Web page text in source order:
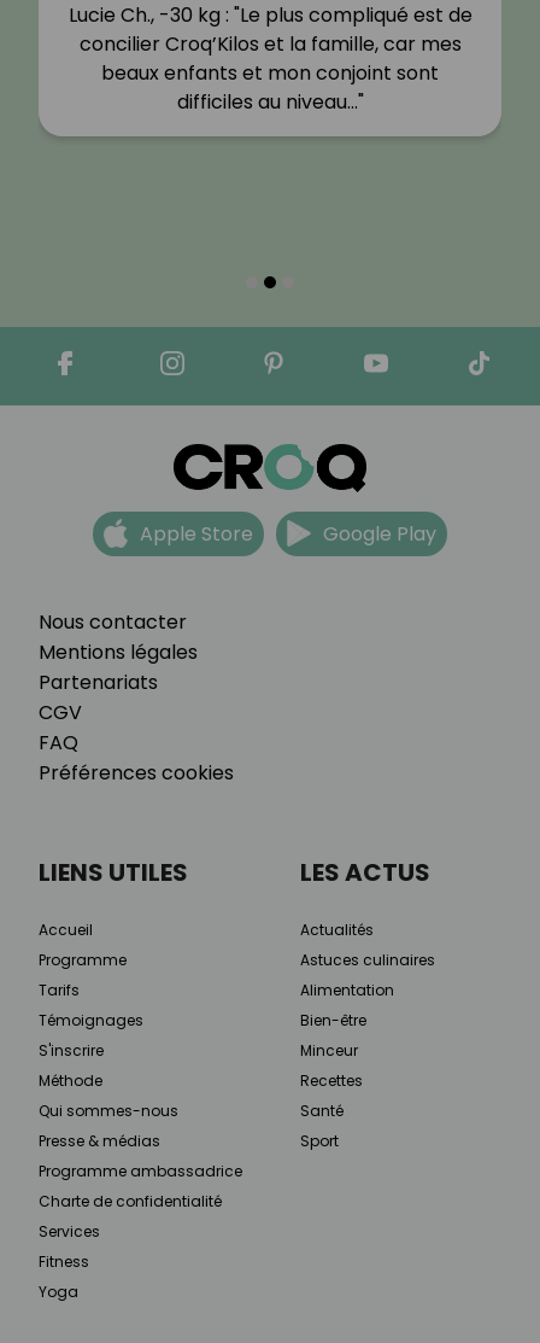
Lucie Ch., -30 kg : "Le plus compliqué est de
concilier Croq’Kilos et la famille, car mes
beaux enfants et mon conjoint sont
difficiles au niveau…"
Nous contacter
Mentions légales
Partenariats
CGV
FAQ
Préférences cookies
Apple Store Google Play
LIENS UTILES
Accueil
Programme
Tarifs
Témoignages
S'inscrire
Méthode
Qui sommes-nous
Presse & médias
Programme ambassadrice
Charte de confidentialité
Services
Fitness
Yoga
LES ACTUS
Actualités
Astuces culinaires
Alimentation
Bien-être
Minceur
Recettes
Santé
Sport